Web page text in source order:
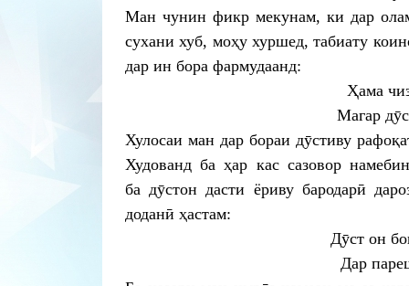
Ман чунин фикр мекунам, ки дар
сухани хуб, моҳу хуршед, табиату
дар ин бора фармудаанд:
Ҳама
Магар
Хулосаи ман дар бораи дӯстиву
Худованд ба ҳар кас сазовор
ба дӯстон дасти ёриву бародарӣ
доданӣ ҳастам:
Дӯст он
Дар